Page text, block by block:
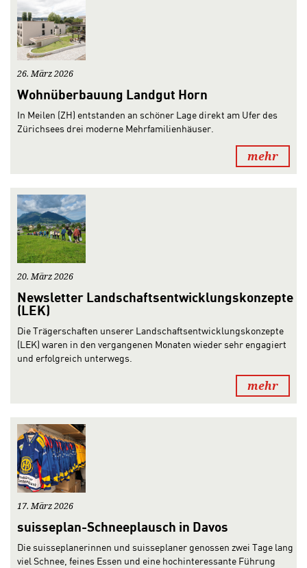
26. März 2026
Wohnüberbauung Landgut Horn
In Meilen (ZH) entstanden an schöner Lage direkt am Ufer des
Zürichsees drei moderne Mehrfamilienhäuser.
mehr
20. März 2026
Newsletter Landschaftsentwicklungskonzepte
(LEK)
Die Trägerschaften unserer Landschaftsentwicklungskonzepte
(LEK) waren in den vergangenen Monaten wieder sehr engagiert
und erfolgreich unterwegs.
mehr
17. März 2026
suisseplan-Schneeplausch in Davos
Die suisseplanerinnen und suisseplaner genossen zwei Tage lang
viel Schnee, feines Essen und eine hochinteressante Führung